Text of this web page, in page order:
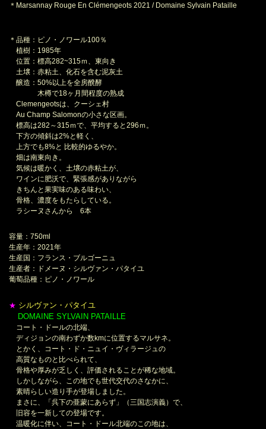
＊Marsannay Rouge En Clémengeots 2021 / Domaine Sylvain Pataille
＊品種：ピノ・ノワール100％
植樹：1985年
位置：標高282~315ｍ、東向き
土壌：赤粘土、化石を含む泥灰土
醸造：50%以上を全房醗酵
木樽で18ヶ月間程度の熟成
Clemengeotsは、クーシェ村
Au Champ Salomonの小さな区画。
標高は282～315ｍで、平均すると296ｍ。
下方の傾斜は2%と軽く、
上方でも8%と 比較的ゆるやか。
畑は南東向き。
気候は暖かく、土壌の赤粘土が、
ワインに肥沃で、緊張感がありながら
きちんと果実味のある味わい、
骨格、濃度をもたらしている。
ラシーヌさんから 6本
容量：750ml
生産年：2021年
生産国：フランス・ブルゴーニュ
生産者：ドメーヌ・シルヴァン・パタイユ
葡萄品種：ピノ・ノワール
★ シルヴァン・パタイユ
DOMAINE SYLVAIN PATAILLE
コート・ドールの北端、
ディジョンの南わずか数kmに位置するマルサネ。
とかく、コート・ド・ニュイ・ヴィラージュの
高質なものと比べられて、
骨格や厚みが乏しく、評価されることが稀な地域。
しかしながら、この地でも世代交代のさなかに、
素晴らしい造り手が登場しました。
まさに、「呉下の亜蒙にあらず」（三国志演義）で、
旧容を一新しての登場です。
温暖化に伴い、コート・ドール北端のこの地は、